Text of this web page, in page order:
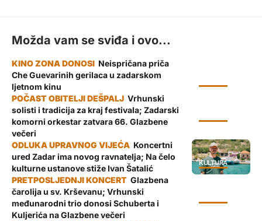
Možda vam se sviđa i ovo...
Neispričana priča
Che Guevarinih gerilaca u zadarskom
ljetnom kinu
Vrhunski
solisti i tradicija za kraj festivala; Zadarski
komorni orkestar zatvara 66. Glazbene
večeri
KULTURA
Koncertni
ured Zadar ima novog ravnatelja; Na čelo
kulturne ustanove stiže Ivan Šatalić
Glazbena
čarolija u sv. Krševanu; Vrhunski
međunarodni trio donosi Schuberta i
Kuljerića na Glazbene večeri